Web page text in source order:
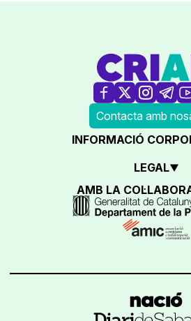
Contacta amb
INFORMACIÓ
LEGAL
AMB LA